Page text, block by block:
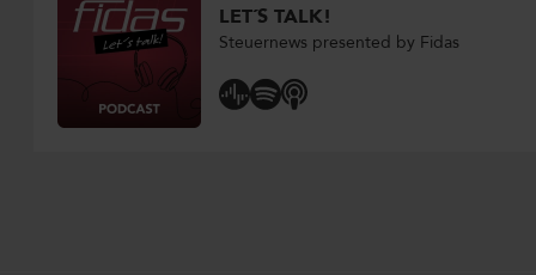
LET´S TALK!
Steuernews presented by Fidas